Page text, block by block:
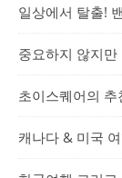
일상에서 탈출!
중요하지 않지
초이스퀘어의 추
캐나다 & 미국